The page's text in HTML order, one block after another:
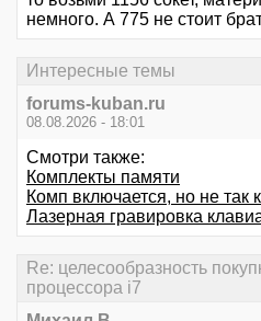
немного. А 775 не стоит
Интересные темы
forums-kuban.ru
08.08.2026 - 18:01
Смотри также:
Комплекты памяти
Комп включается, но не так
Лазерная гравировка
Re: целесообразность
процессора i7